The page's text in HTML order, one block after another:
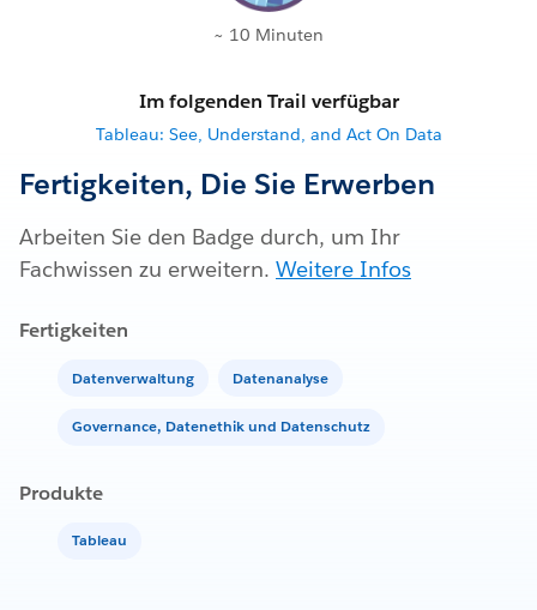
~ 10 Minuten
Im folgenden Trail verfügbar
Tableau: See, Understand, and Act On Data
Fertigkeiten, Die Sie Erwerben
Arbeiten Sie den Badge durch, um Ihr
Fachwissen zu erweitern. Weitere Infos
Fertigkeiten
Datenverwaltung Datenanalyse
Governance, Datenethik und Datenschutz
Produkte
Tableau